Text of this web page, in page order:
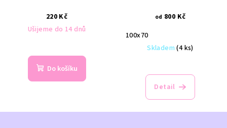
220 Kč
Ušijeme do 14 dnů
Do košíku
od 800 Kč
100x70
Skladem(4 ks)
Detail